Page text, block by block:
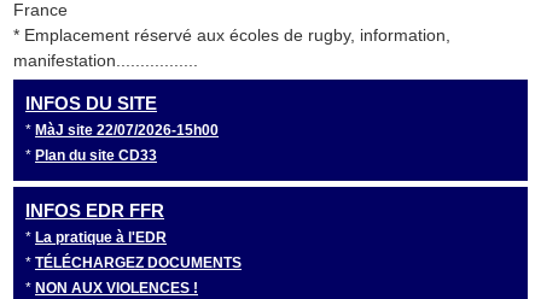
France
* Emplacement réservé aux écoles de rugby, information,
manifestation.................
INFOS DU SITE
* MàJ site 22/07/2026-15h00
* Plan du site CD33
INFOS EDR FFR
* La pratique à l'EDR
* TÉLÉCHARGEZ DOCUMENTS
* NON AUX VIOLENCES !